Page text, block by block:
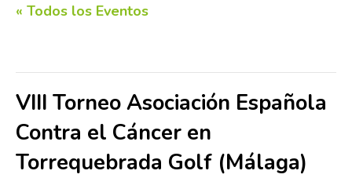
« Todos los Eventos
VIII Torneo Asociación Española
Contra el Cáncer en
Torrequebrada Golf (Málaga)